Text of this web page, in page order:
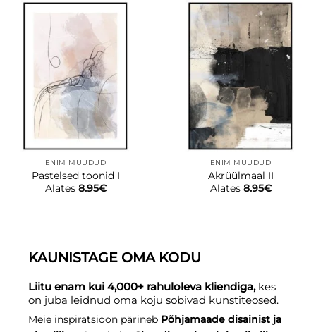
ENIM MÜÜDUD
Pastelsed toonid I
Alates 8.95€
ENIM MÜÜDUD
Akrüülmaal II
Alates 8.95€
KAUNISTAGE OMA KODU
Liitu enam kui 4,000+ rahuloleva kliendiga, kes
on juba leidnud oma koju sobivad kunstiteosed.
Meie inspiratsioon pärineb Põhjamaade disainist ja